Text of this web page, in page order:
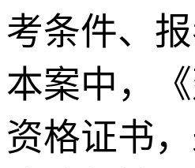
考条件、
本案中，
资格证书